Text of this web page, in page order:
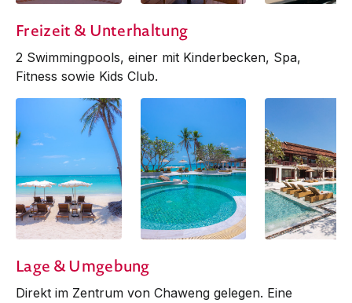
Restaurant
Restaurant
Freizeit & Unterhaltung
2 Swimmingpools, einer mit Kinderbecken, Spa,
Fitness sowie Kids Club.
Lage & Umgebung
Direkt im Zentrum von Chaweng gelegen. Eine